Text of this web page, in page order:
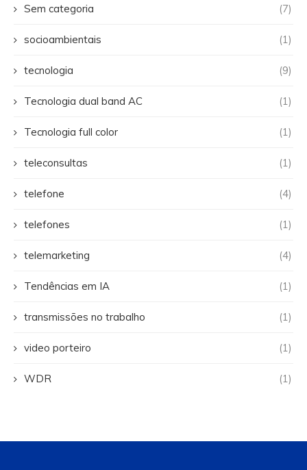
Sem categoria (7)
socioambientais (1)
tecnologia (9)
Tecnologia dual band AC (1)
Tecnologia full color (1)
teleconsultas (1)
telefone (4)
telefones (1)
telemarketing (4)
Tendências em IA (1)
transmissões no trabalho (1)
video porteiro (1)
WDR (1)